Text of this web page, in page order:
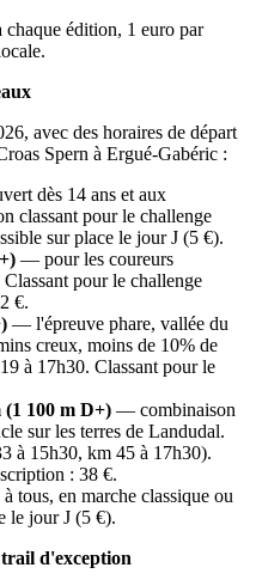
chaque édition, 1 euro par
avec des horaires de départ
Spern à Ergué-Gabéric :
dès 14 ans et aux
classant pour le challenge
sur place le jour J (5 €).
— pour les coureurs
pour le challenge
€.
— l'épreuve phare, vallée du
creux, moins de 10% de
à 17h30. Classant pour le
100 m D+) — combinaison
sur les terres de Landudal.
à 15h30, km 45 à 17h30).
: 38 €.
tous, en marche classique ou
le jour J (5 €).
d'exception